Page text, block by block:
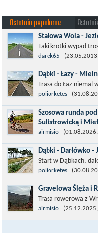
Ostatnio popularne
Stalowa Wola -
Taki krotki wypad
której już nie ma ,
pamiętają okres...
darek65
Dąbki - Łazy -
Trasa do Łaz niemal
ścieżkę rowerową
Niestety jest to trasa
poliorketes
Szosowa runda
Sulistrowicką i
Łatwa, szosowa
małym podjazdem
To trasa idealna na...
airmisio (01.08.2026,
Dąbki - Darłówko -
Start w Dąbkach,
(niekiedy pieszo-
w stronę Darłówka
poliorketes
Gravelowa Ślęża i
Trasa rowerowa z
na rower przełajowy
a temperatura jest...
airmisio (25.12.2025,